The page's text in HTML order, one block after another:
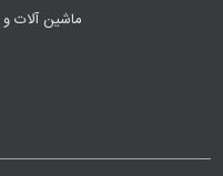
ماشین